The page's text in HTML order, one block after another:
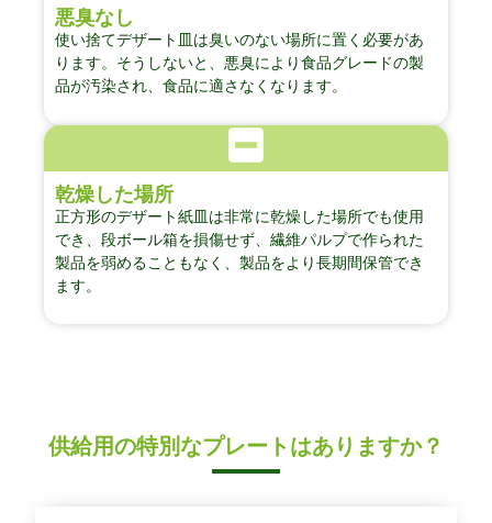
悪臭なし
使い捨てデザート皿は臭いのない場所に置く必要があ
ります。そうしないと、悪臭により食品グレードの製
品が汚染され、食品に適さなくなります。
乾燥した場所
正方形のデザート紙皿は非常に乾燥した場所でも使用
でき、段ボール箱を損傷せず、繊維パルプで作られた
製品を弱めることもなく、製品をより長期間保管でき
ます。
供給用の特別なプレートはありますか？